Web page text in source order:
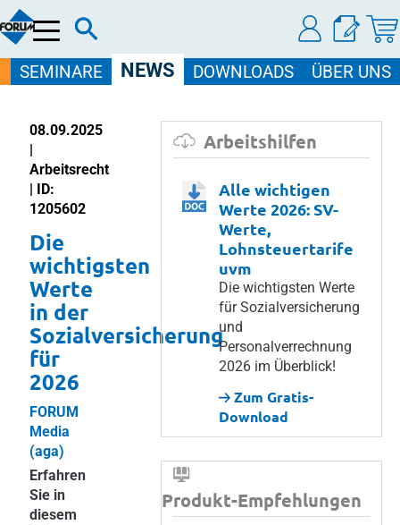
Menü
SEMINARE NEWS DOWNLOADS ÜBER UNS
08.09.2025
|
Arbeitsrecht
| ID:
1205602
Die
wichtigsten
Werte
in der
Sozialversicherung
für
2026
FORUM
Media
(aga)
Erfahren
Sie in
diesem
Arbeitshilfen
Alle wichtigen
Werte 2026: SV-
Werte,
Lohnsteuertarife
uvm
Die wichtigsten Werte
für Sozialversicherung
und
Personalverrechnung
2026 im Überblick!
Zum Gratis-
Download
Produkt-Empfehlungen